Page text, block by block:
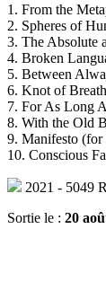
1. From the
2. Spheres of
3. The Absolute
4. Broken
5. Between
6. Knot of
7. For As Long
8. With the Old
9. Manifesto
10. Conscious
2021 - 5049
Sortie le : 20